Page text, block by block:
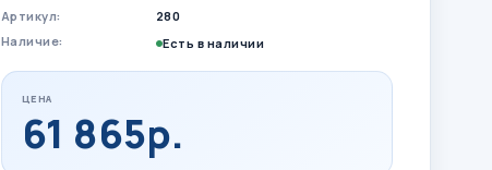
Артикул:
280
Наличие:
Есть в наличии
ЦЕНА
61 865р.